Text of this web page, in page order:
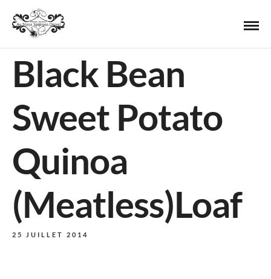
Black Bean
Sweet Potato
Quinoa
(Meatless)Loaf
25 JUILLET 2014